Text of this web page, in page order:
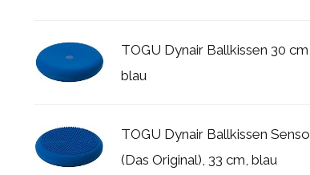
TOGU Dynair Ballkissen 30 cm,
blau
TOGU Dynair Ballkissen Senso
(Das Original), 33 cm, blau